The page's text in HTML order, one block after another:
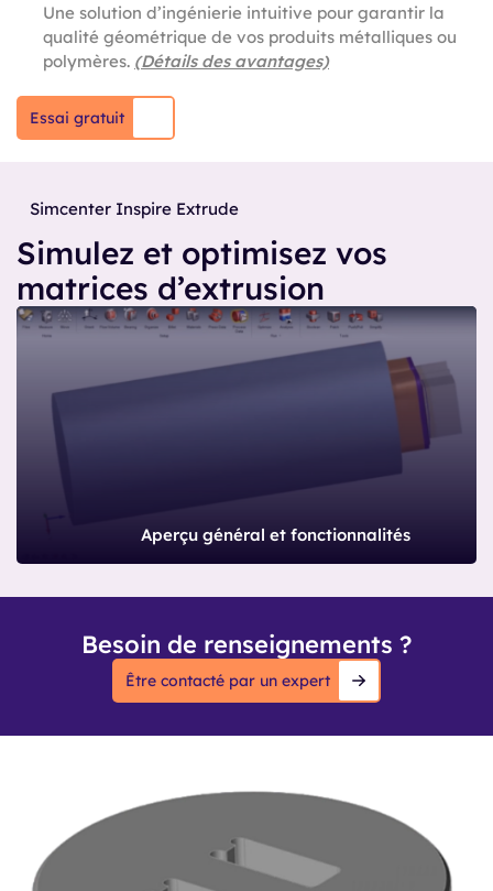
Une solution d’ingénierie intuitive pour garantir la
qualité géométrique de vos produits métalliques ou
polymères. (Détails des avantages)
Essai gratuit
Aperçu général et fonctionnalités
Simcenter Inspire Extrude
Simulez et optimisez vos
matrices d’extrusion
Besoin de renseignements ?
Être contacté par un expert